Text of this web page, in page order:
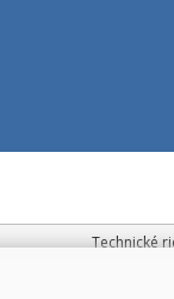
Technické